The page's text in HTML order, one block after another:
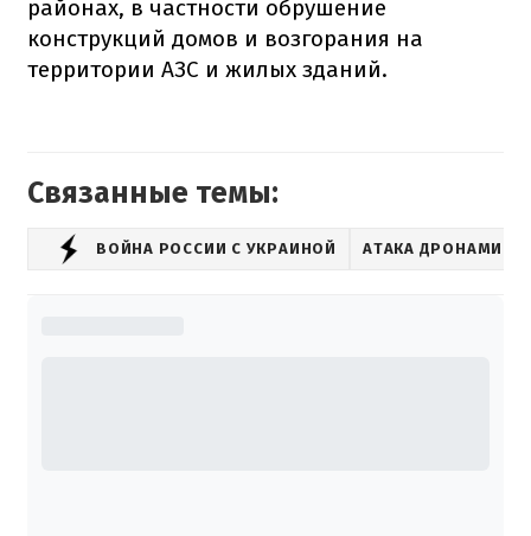
районах, в частности обрушение
конструкций домов и возгорания на
территории АЗС и жилых зданий.
Связанные темы:
ВОЙНА РОССИИ С УКРАИНОЙ АТАКА ДРОНАМИ-